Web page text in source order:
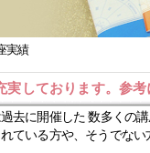
実績
実しております。参考
去に開催した 数多くの
ている方や、そうでな